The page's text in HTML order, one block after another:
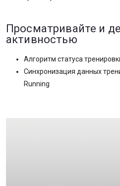
Просматривайте и
активностью
Алгоритм статуса
Синхронизация данных
Running